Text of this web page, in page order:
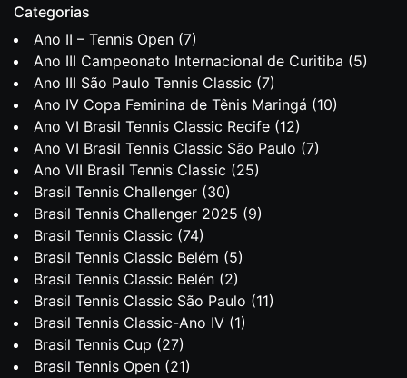
Categorias
Ano II – Tennis Open (7)
Ano III Campeonato Internacional de Curitiba (5)
Ano III São Paulo Tennis Classic (7)
Ano IV Copa Feminina de Tênis Maringá (10)
Ano VI Brasil Tennis Classic Recife (12)
Ano VI Brasil Tennis Classic São Paulo (7)
Ano VII Brasil Tennis Classic (25)
Brasil Tennis Challenger (30)
Brasil Tennis Challenger 2025 (9)
Brasil Tennis Classic (74)
Brasil Tennis Classic Belém (5)
Brasil Tennis Classic Belén (2)
Brasil Tennis Classic São Paulo (11)
Brasil Tennis Classic-Ano IV (1)
Brasil Tennis Cup (27)
Brasil Tennis Open (21)